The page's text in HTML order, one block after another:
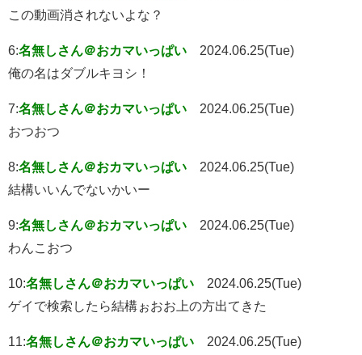
この動画消されないよな？
6:名無しさん＠おカマいっぱい
2024.06.25(Tue)
俺の名はダブルキヨシ！
7:名無しさん＠おカマいっぱい
2024.06.25(Tue)
おつおつ
8:名無しさん＠おカマいっぱい
2024.06.25(Tue)
結構いいんでないかいー
9:名無しさん＠おカマいっぱい
2024.06.25(Tue)
わんこおつ
10:名無しさん＠おカマいっぱい
2024.06.25(Tue)
ゲイで検索したら結構ぉおお上の方出てきた
11:名無しさん＠おカマいっぱい
2024.06.25(Tue)